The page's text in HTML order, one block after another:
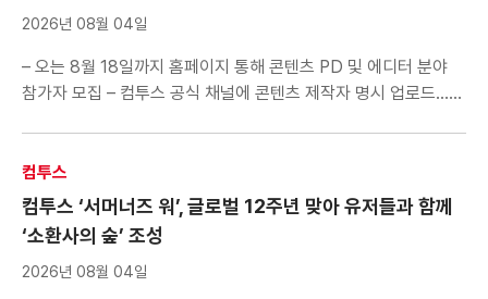
2026년 08월 04일
– 오는 8월 18일까지 홈페이지 통해 콘텐츠 PD 및 에디터 분야
참가자 모집 – 컴투스 공식 채널에 콘텐츠 제작자 명시 업로드…
다양한 혜택 부여 컴투스(대표 남재관)가 게임 인재 발굴 및 역량
강화를 위한 대학생 공식 서포터즈 ‘컴투스 플레이어’ 16기를
모집한다. 이번 […]
컴투스
컴투스 ‘서머너즈 워’, 글로벌 12주년 맞아 유저들과 함께
‘소환사의 숲’ 조성
2026년 08월 04일